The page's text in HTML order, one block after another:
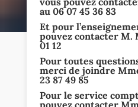
au 06 07 45 36 83
Et pour
pouvez contacter M.
01 12
Pour toutes
merci de joindre
23 87 49 85
Pour le service